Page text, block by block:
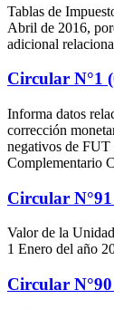
Tablas de
Abril de 2016,
adicional
Circular N°1
Informa datos
corrección
negativos de
Complementario
Circular
Valor de la
1 Enero del año
Circular